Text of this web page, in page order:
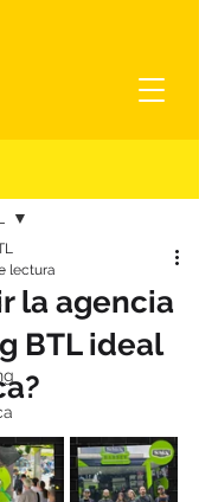
la agencia
BTL ideal
lectura